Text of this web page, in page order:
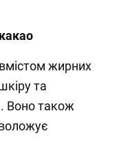
жирних
та
Воно також